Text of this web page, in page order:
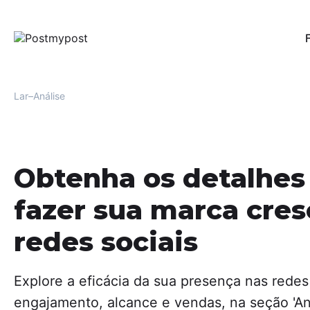
e
Lar Análise
Obtenha os
fazer sua marca
redes sociais
Explore a eficácia da sua presença nas
engajamento, alcance e vendas, na seção